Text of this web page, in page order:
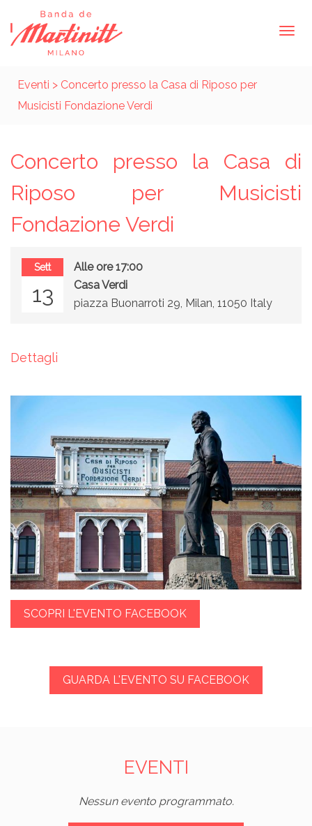
Eventi > Concerto presso la Casa di Riposo per
Musicisti Fondazione Verdi
Concerto presso la Casa di
Riposo per Musicisti
Fondazione Verdi
Sett
13
Alle ore 17:00
Casa Verdi
piazza Buonarroti 29, Milan, 11050 Italy
Dettagli
SCOPRI L'EVENTO FACEBOOK
GUARDA L'EVENTO SU FACEBOOK
EVENTI
Nessun evento programmato.